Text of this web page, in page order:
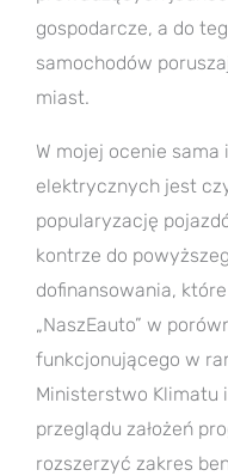
gospodarcze, a do
samochodów
miast.
W mojej ocenie
elektrycznych jest
popularyzację
kontrze do
dofinansowania,
„NaszEauto” w
funkcjonującego w
Ministerstwo Klimatu
przeglądu założeń
rozszerzyć zakres